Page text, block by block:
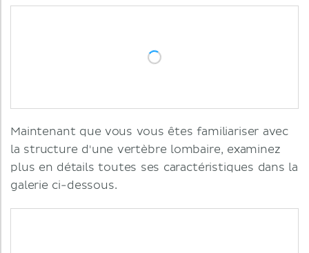
Maintenant que vous vous êtes familiariser avec
la structure d'une vertèbre lombaire, examinez
plus en détails toutes ses caractéristiques dans la
galerie ci-dessous.